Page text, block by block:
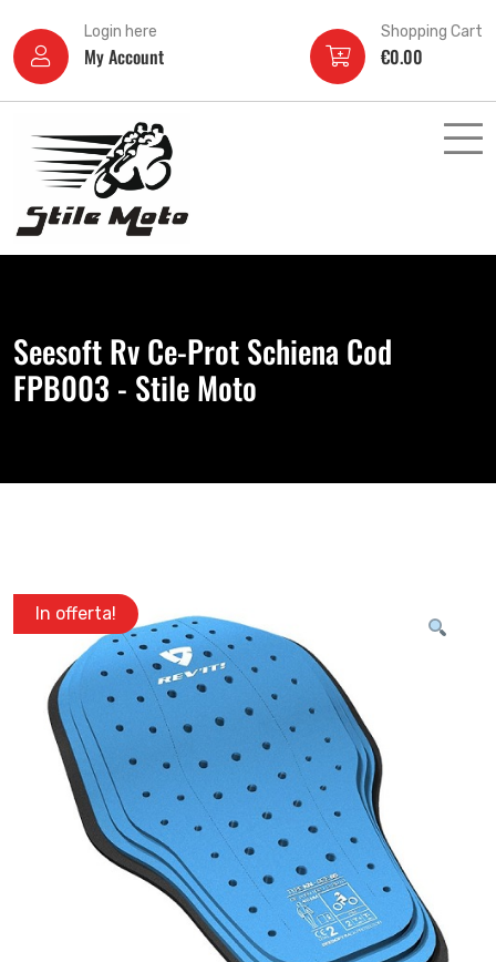
Login here
My Account
Shopping Cart
€0.00
Seesoft Rv Ce-Prot Schiena Cod
FPB003 - Stile Moto
In offerta!